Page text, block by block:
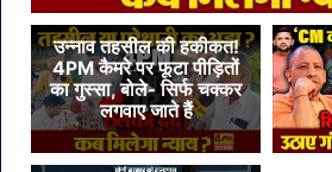
उन्नाव तहसील की हकीकत!
4PM कैमरे पर फूटा पीड़ितों
का गुस्सा, बोले- सिर्फ चक्कर
लगवाए जाते हैं